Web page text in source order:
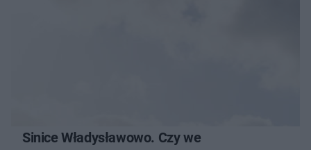
Sinice Władysławowo. Czy we